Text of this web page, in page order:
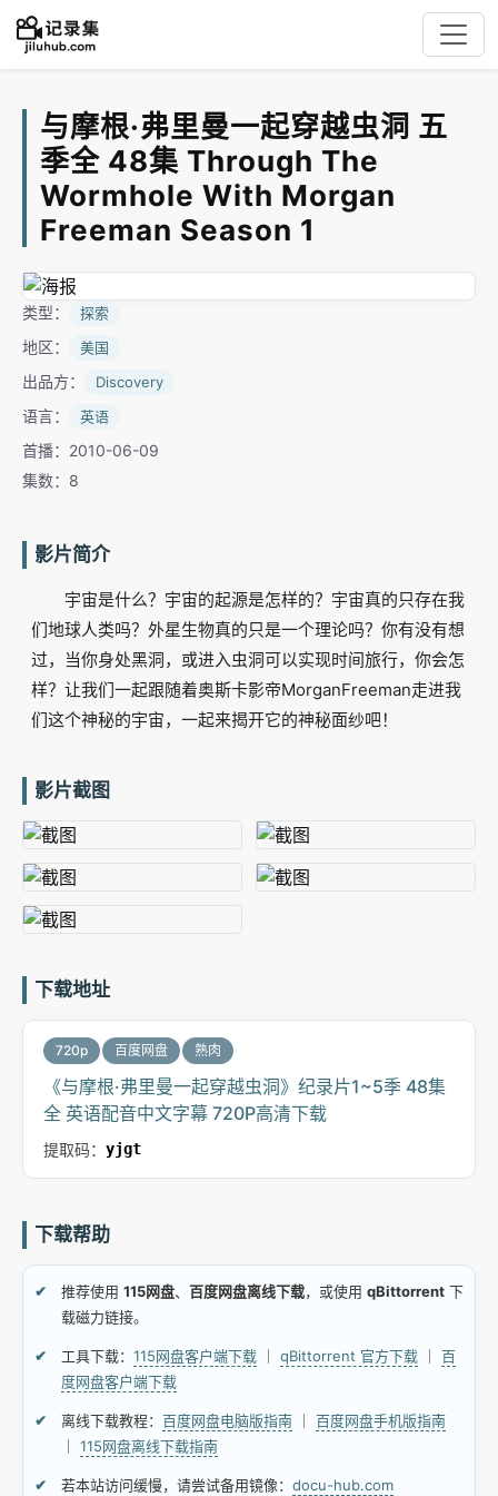
与摩根·弗里曼一起穿越虫洞 五
季全 48集 Through The
Wormhole With Morgan
Freeman Season 1
类型： 探索
地区： 美国
出品方： Discovery
语言： 英语
首播：2010-06-09
集数：8
影片简介
宇宙是什么？宇宙的起源是怎样的？宇宙真的只存在我
们地球人类吗？外星生物真的只是一个理论吗？你有没有想
过，当你身处黑洞，或进入虫洞可以实现时间旅行，你会怎
样？让我们一起跟随着奥斯卡影帝MorganFreeman走进我
们这个神秘的宇宙，一起来揭开它的神秘面纱吧！
影片截图
下载地址
720p 百度网盘 熟肉
《与摩根·弗里曼一起穿越虫洞》纪录片1~5季 48集
全 英语配音中文字幕 720P高清下载
提取码： yjgt
下载帮助
推荐使用 115网盘、 百度网盘离线下载，或使用 qBittorrent 下
载磁力链接。
工具下载： 115网盘客户端下载 qBittorrent 官方下载
百
度网盘客户端下载
离线下载教程： 百度网盘电脑版指南
百度网盘手机版指南
115网盘离线下载指南
若本站访问缓慢，请尝试备用镜像： docu-hub.com